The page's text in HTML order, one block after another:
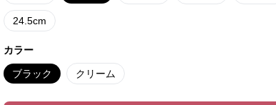
24.5cm
カラー
ブラック クリーム